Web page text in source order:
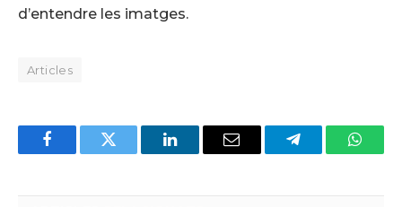
d’entendre les imatges.
Articles
FacebookTwitter LinkedInEmail Telegram